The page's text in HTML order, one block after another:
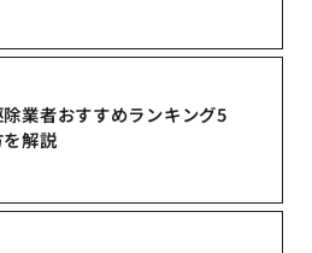
業者おすすめランキング5
解説